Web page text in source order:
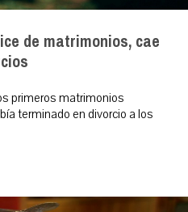
de matrimonios, cae
primeros matrimonios
terminado en divorcio a los